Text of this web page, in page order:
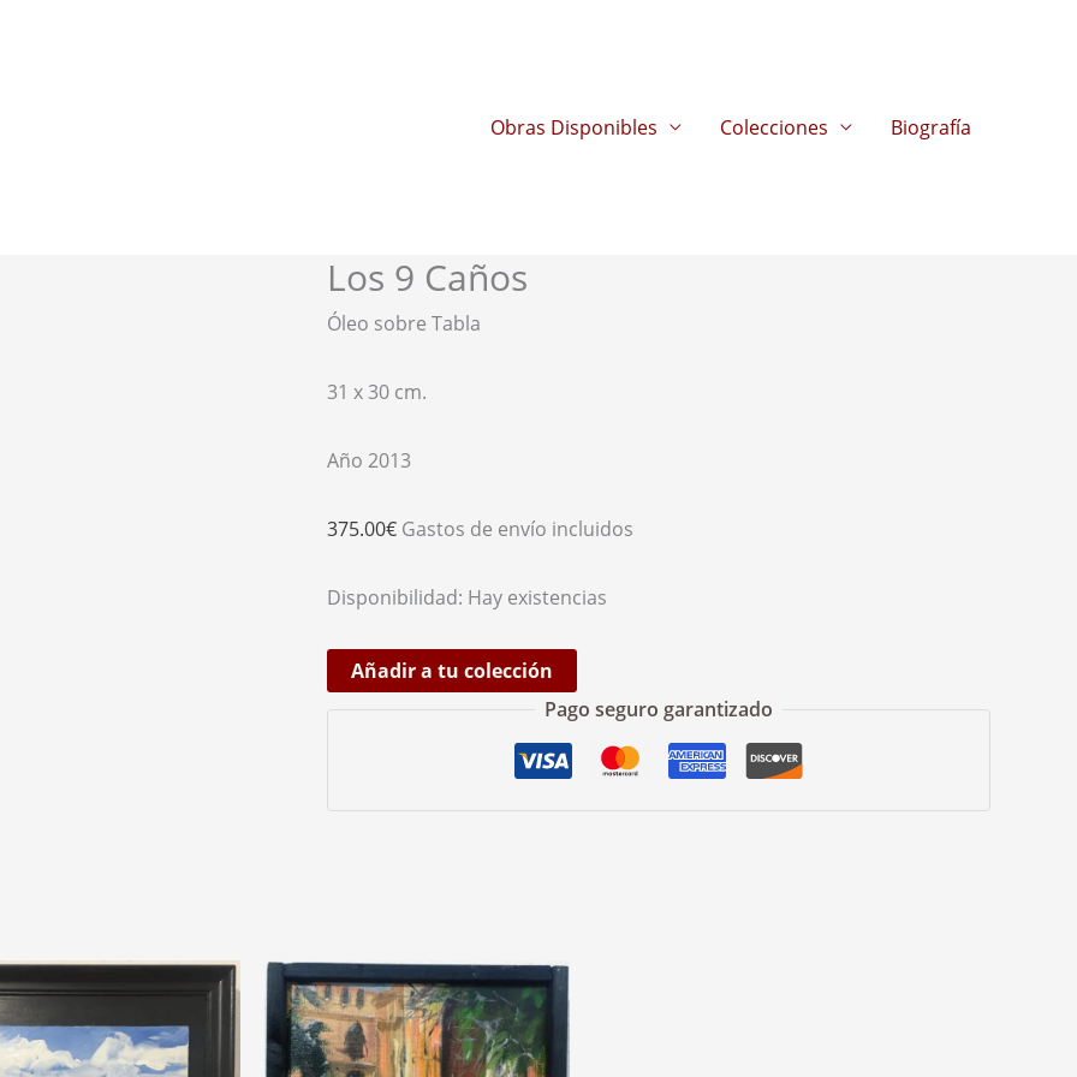
Obras Disponibles Colecciones Biografía
Los 9 Caños
Óleo sobre Tabla
31 x 30 cm.
Año 2013
375.00€ Gastos de envío incluidos
Disponibilidad: Hay existencias
Los
9
Añadir a tu colección
Pago seguro garantizado